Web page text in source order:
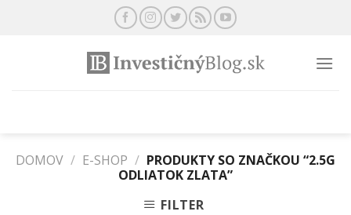
DOMOV / E-SHOP / PRODUKTY SO ZNAČKOU “2.5G
ODLIATOK ZLATA”
FILTER